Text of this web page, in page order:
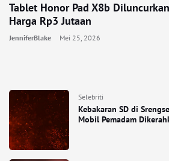
Selebriti
Kebakaran SD di
Mobil Pemadam
Tablet Honor Pad X8b
Harga Rp3 Jutaan
JenniferBlake Mei 25, 2026